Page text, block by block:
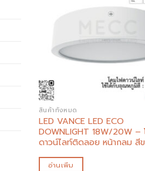
สินค้าทั้งหมด
LED VANCE LED ECO
DOWNLIGHT 18W/20W –
ดาวน์ไลท์ติดลอย หน้ากลม สีข
อ่านเพิ่ม